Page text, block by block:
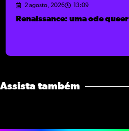
2 agosto, 2026 13:09
Renaissance: uma ode queer
Assista também